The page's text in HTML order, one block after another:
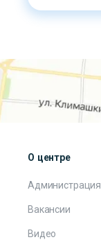
О центре
Администрация
Вакансии
Видео